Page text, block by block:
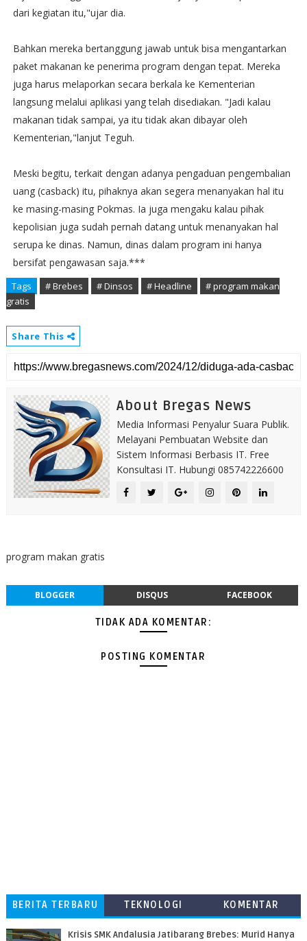
dari kegiatan itu,"ujar dia.
Bahkan mereka bertanggung jawab untuk bisa mengantarkan
paket makanan ke penerima program dengan tepat. Mereka
juga harus melaporkan secara berkala ke Kementerian
langsung melalui aplikasi yang telah disediakan. "Jadi kalau
makanan tidak sampai, ya itu tidak akan dibayar oleh
Kementerian,"lanjut Teguh.
Meski begitu, terkait dengan adanya pengaduan pengembalian
uang (casback) itu, pihaknya akan segera menanyakan hal itu
ke masing-masing Pokmas. Ia juga mengaku kalau pihak
kepolisian juga sudah pernah datang untuk menanyakan hal
serupa ke dinas. Namun, dinas dalam program ini hanya
bersifat pengawasan saja.***
Tags # Brebes # Dinsos # Headline
# program makan
gratis
Share This
About Bregas News
Media Informasi Penyalur Suara Publik.
Melayani Pembuatan Website dan
Sistem Informasi Berbasis IT. Free
Konsultasi IT. Hubungi 085742226600
program makan gratis
BLOGGER DISQUS FACEBOOK
TIDAK ADA KOMENTAR:
POSTING KOMENTAR
BERITA TERBARU TEKNOLOGI
KOMENTAR
Krisis SMK Andalusia Jatibarang Brebes: Murid Hanya